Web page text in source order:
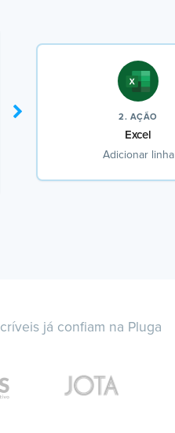
2. AÇÃO
Excel
Adicionar linha
já confiam na Pluga